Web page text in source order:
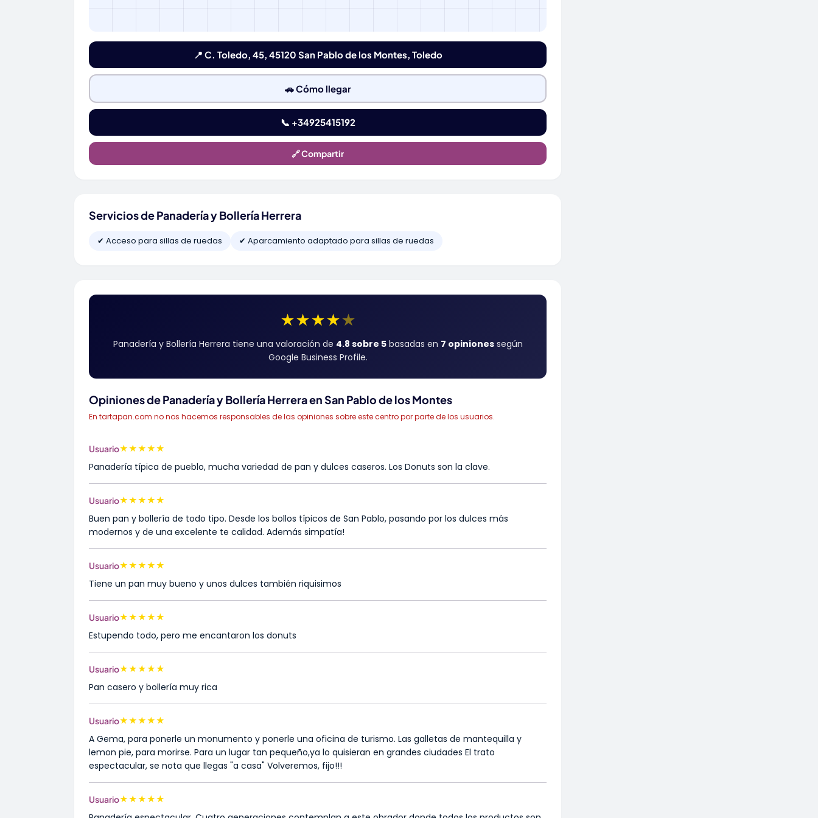
📍 C. Toledo, 45, 45120 San Pablo de los Montes, Toledo
🚗 Cómo llegar
📞 +34925415192
🔗 Compartir
Servicios de Panadería y Bollería Herrera
✔ Acceso para sillas de ruedas ✔ Aparcamiento adaptado para sillas de ruedas
★★★★★
Panadería y Bollería Herrera tiene una valoración de 4.8 sobre 5basadas en 7 opinionessegún
Google Business Profile.
Opiniones de Panadería y Bollería Herrera en San Pablo de los Montes
En tartapan.com no nos hacemos responsables de las opiniones sobre este centro por parte de los usuarios.
Usuario★★★★★
Panadería típica de pueblo, mucha variedad de pan y dulces caseros. Los Donuts son la clave.
Usuario★★★★★
Buen pan y bollería de todo tipo. Desde los bollos típicos de San Pablo, pasando por los dulces más
modernos y de una excelente te calidad. Además simpatía!
Usuario★★★★★
Tiene un pan muy bueno y unos dulces también riquisimos
Usuario★★★★★
Estupendo todo, pero me encantaron los donuts
Usuario★★★★★
Pan casero y bollería muy rica
Usuario★★★★★
A Gema, para ponerle un monumento y ponerle una oficina de turismo. Las galletas de mantequilla y
lemon pie, para morirse. Para un lugar tan pequeño,ya lo quisieran en grandes ciudades El trato
espectacular, se nota que llegas "a casa" Volveremos, fijo!!!
Usuario★★★★★